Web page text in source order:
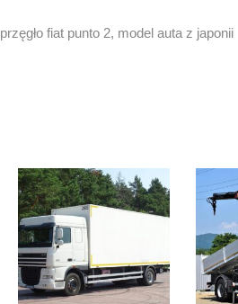
fiat punto 2, model auta z japonii